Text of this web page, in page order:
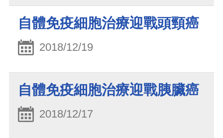
自體免疫細胞治療迎戰頭頸癌
2018/12/19
自體免疫細胞治療迎戰胰臟癌
2018/12/17